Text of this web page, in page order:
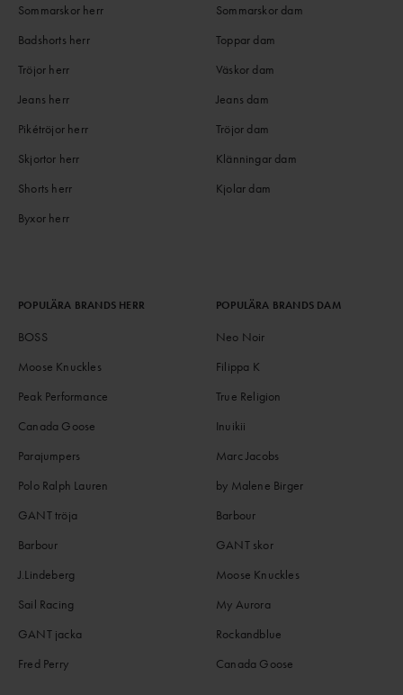
Sommarskor herr
Badshorts herr
Tröjor herr
Jeans herr
Pikétröjor herr
Skjortor herr
Shorts herr
Byxor herr
Sommarskor dam
Toppar dam
Väskor dam
Jeans dam
Tröjor dam
Klänningar dam
Kjolar dam
POPULÄRA BRANDS HERR
BOSS
Moose Knuckles
Peak Performance
Canada Goose
Parajumpers
Polo Ralph Lauren
GANT tröja
Barbour
J.Lindeberg
Sail Racing
GANT jacka
Fred Perry
POPULÄRA BRANDS DAM
Neo Noir
Filippa K
True Religion
Inuikii
Marc Jacobs
by Malene Birger
Barbour
GANT skor
Moose Knuckles
My Aurora
Rockandblue
Canada Goose